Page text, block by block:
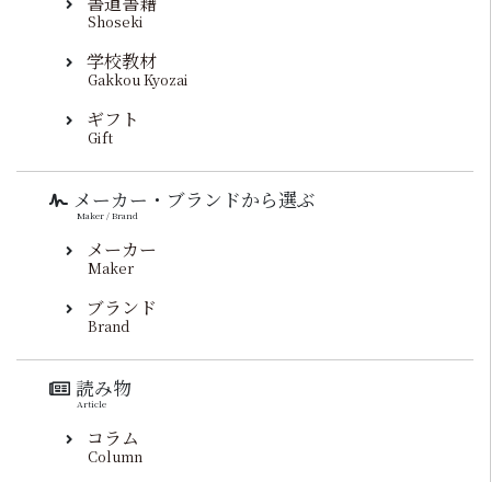
Shoseki
学校教材
Gakkou Kyozai
ギフト
Gift
メーカー・ブランドから選ぶ
Maker / Brand
メーカー
Maker
ブランド
Brand
読み物
Article
コラム
Column